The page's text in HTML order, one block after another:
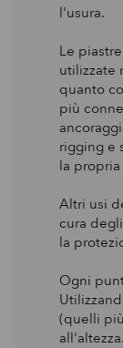
l'usura.
Le
utilizzate
quanto
più
rigging e
la
Altri usi
cura
la
Ogni
(quelli
all'altezza.